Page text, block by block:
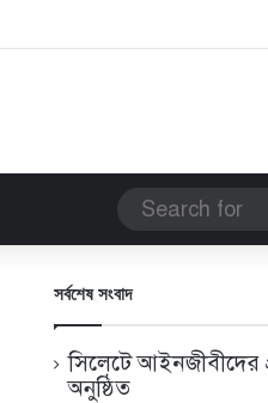
সর্বশেষ সংবাদ
সিলেটে আইনজীবীদের
অনুষ্ঠিত